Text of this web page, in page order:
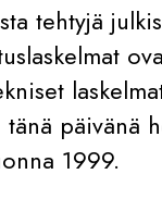
tehtyjä
päivänä
1999.